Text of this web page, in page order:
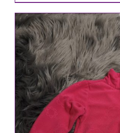
IN DEN WARENKORB